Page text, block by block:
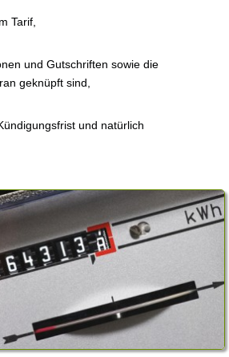
Tarif,
und Gutschriften sowie die
geknüpft sind,
und natürlich